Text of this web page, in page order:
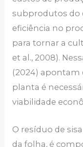
subprodutos do
eficiência no
para tornar a
et al., 2008).
(2024) apontam
planta é
viabilidade
O resíduo de
da folha, é